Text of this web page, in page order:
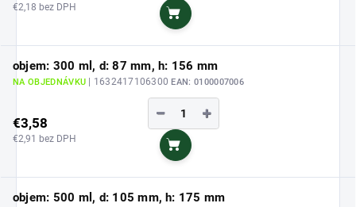
€2,18 bez DPH
Do košíka
objem: 300 ml, d: 87 mm, h: 156 mm
NA OBJEDNÁVKU | 1632417106300EAN: 0100007006
€3,58
€2,91 bez DPH
+
−
Do košíka
objem: 500 ml, d: 105 mm, h: 175 mm